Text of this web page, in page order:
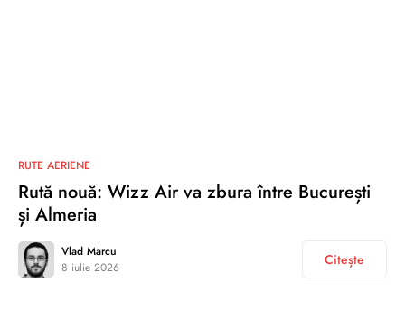
RUTE AERIENE
Rută nouă: Wizz Air va zbura între București
și Almeria
Vlad Marcu
8 iulie 2026
Citește